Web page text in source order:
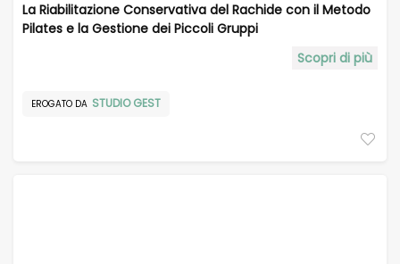
La Riabilitazione Conservativa del Rachide con il Metodo
Pilates e la Gestione dei Piccoli Gruppi
Scopri di più
EROGATO DA STUDIO GEST